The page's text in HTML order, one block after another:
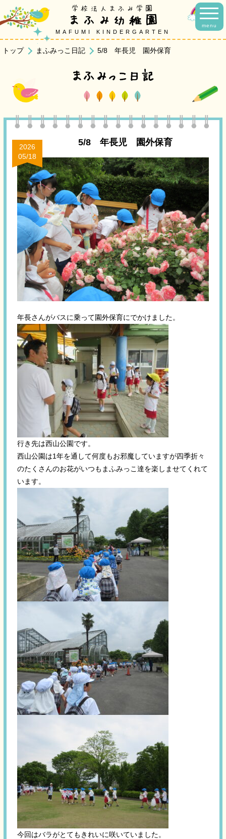
menu
学校法人まふみ学園
まふみ幼稚園
MAFUMI KINDERGARTEN
トップ まふみっこ日記 5/8 年長児 園外保育
まふみっこ日記
5/8 年長児 園外保育
2026
05/18
年長さんがバスに乗って園外保育にでかけました。
行き先は西山公園です。
西山公園は1年を通して何度もお邪魔していますが四季折々
のたくさんのお花がいつもまふみっこ達を楽しませてくれて
います。
今回はバラがとてもきれいに咲いていました。